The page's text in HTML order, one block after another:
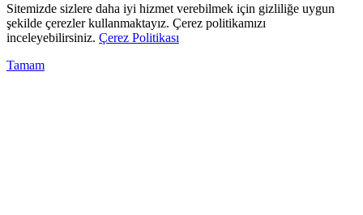
Sitemizde sizlere daha iyi hizmet verebilmek için gizliliğe uygun
şekilde çerezler kullanmaktayız. Çerez politikamızı
inceleyebilirsiniz. Çerez Politikası
Tamam